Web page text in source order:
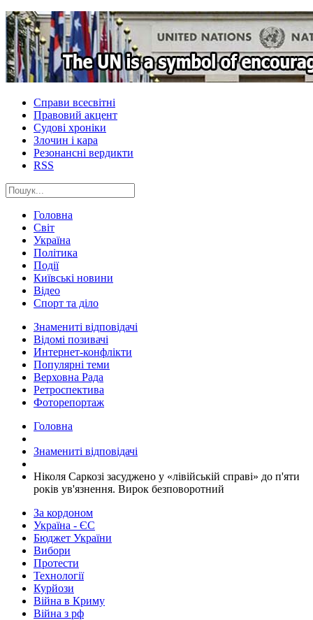
Справи всесвітні
Правовий акцент
Судові хроніки
Злочин і кара
Резонансні вердикти
RSS
Головна
Світ
Україна
Політика
Події
Київські новини
Відео
Спорт та діло
Знамениті відповідачі
Відомі позивачі
Интернет-конфлікти
Популярні теми
Верховна Рада
Ретроспектива
Фоторепортаж
Головна
Знамениті відповідачі
​Ніколя Саркозі засуджено у «лівійській справі» до п'яти
років ув'язнення. Вирок безповоротний
За кордоном
Україна - ЄС
Бюджет України
Вибори
Протести
Технології
Курйози
Війна в Криму
Війна з рф